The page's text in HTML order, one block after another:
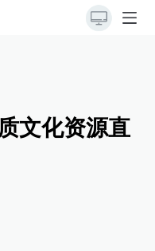
文化资源直